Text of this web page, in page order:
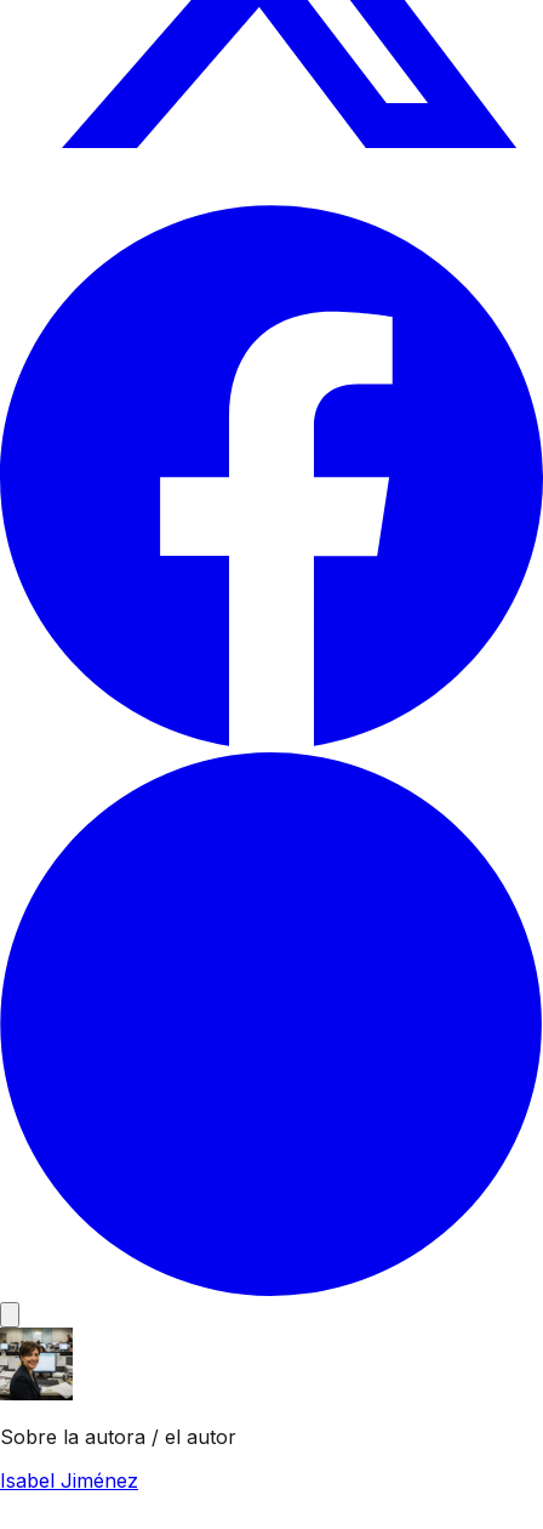
Sobre la autora / el autor
Isabel Jiménez